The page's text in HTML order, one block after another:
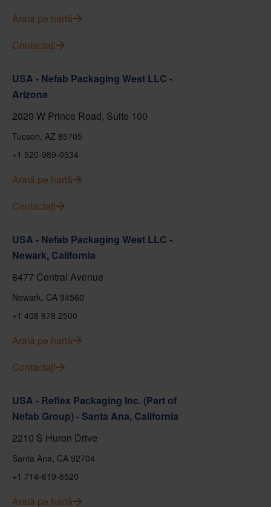
Arată pe hartă
Contactați
USA - Nefab Packaging West LLC -
Arizona
2020 W Prince Road, Suite 100
Tucson, AZ 85705
+1 520-989-0534
Arată pe hartă
Contactați
USA - Nefab Packaging West LLC -
Newark, California
8477 Central Avenue
Newark, CA 94560
+1 408 678 2500
Arată pe hartă
Contactați
USA - Reflex Packaging Inc. (Part of
Nefab Group) - Santa Ana, California
2210 S Huron Drive
Santa Ana, CA 92704
+1 714-619-8520
Arată pe hartă